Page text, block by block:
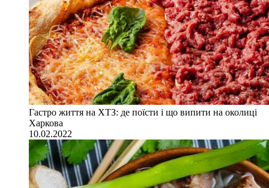
Гастро життя на ХТЗ: де поїсти і що випити на околиці
Харкова
10.02.2022